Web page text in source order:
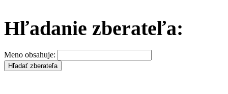
Hľadanie zberateľa:
Meno obsahuje: